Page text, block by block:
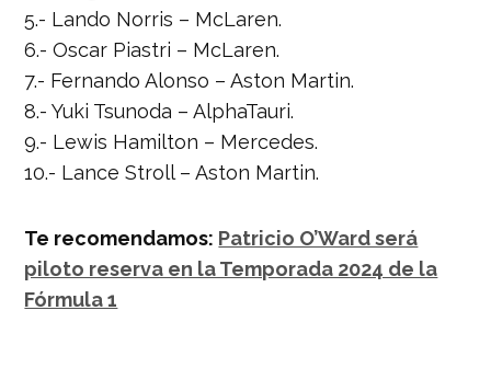
5.- Lando Norris – McLaren.
6.- Oscar Piastri – McLaren.
7.- Fernando Alonso – Aston Martin.
8.- Yuki Tsunoda – AlphaTauri.
9.- Lewis Hamilton – Mercedes.
10.- Lance Stroll – Aston Martin.
Te recomendamos: Patricio O’Ward será
piloto reserva en la Temporada 2024 de la
Fórmula 1